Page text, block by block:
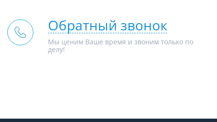
Обратный звонок
Мы ценим Ваше время и звоним только по
делу!